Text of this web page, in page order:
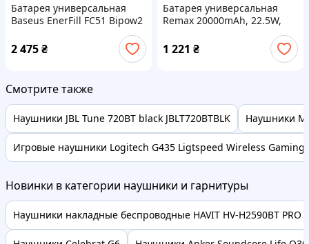
Батарея универсальная
Baseus EnerFill FC51 Bipow2
Pro 30000mAh 22,5W build
cab.USB-C black (E0028100)
2 475₴
Батарея универсальная
Remax 20000mAh, 22.5W,
White)
1 221 ₴
Смотрите также
Наушники JBL Tune 720BT black JBLT720BTBLK Наушники
Игровые наушники Logitech G435 Ligtspeed Wireless Gaming
Новинки в категории наушники и гарнитуры
Наушники накладные беспроводные HAVIT HV-H2590BT PRO